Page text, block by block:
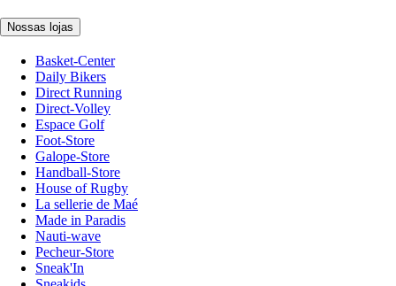
Nossas lojas
Basket-Center
Daily Bikers
Direct Running
Direct-Volley
Espace Golf
Foot-Store
Galope-Store
Handball-Store
House of Rugby
La sellerie de Maé
Made in Paradis
Nauti-wave
Pecheur-Store
Sneak'In